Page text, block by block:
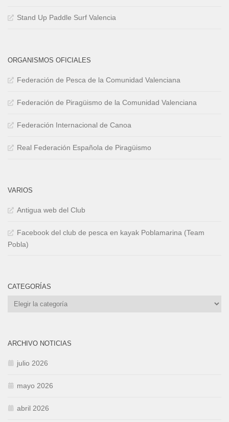
Stand Up Paddle Surf Valencia
ORGANISMOS OFICIALES
Federación de Pesca de la Comunidad Valenciana
Federación de Piragüismo de la Comunidad Valenciana
Federación Internacional de Canoa
Real Federación Española de Piragüismo
VARIOS
Antigua web del Club
Facebook del club de pesca en kayak Poblamarina (Team
Pobla)
CATEGORÍAS
Categorías
ARCHIVO NOTICIAS
julio 2026
mayo 2026
abril 2026